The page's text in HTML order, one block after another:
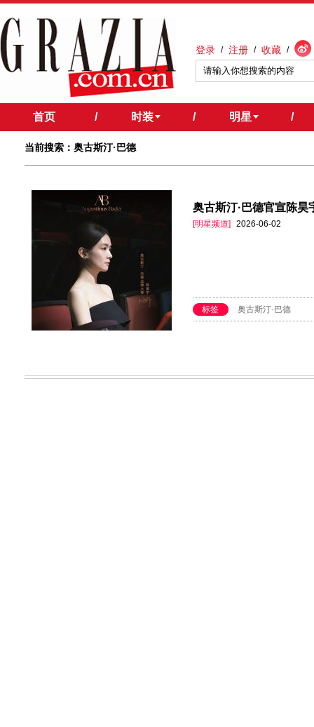
登录 / 注册 / 收藏 /
首页 / 时装 / 明星 /
当前搜索：奥古斯汀·巴德
奥古斯汀·巴德官宣陈昊
[明星频道] 2026-06-02
标签 奥古斯汀·巴德